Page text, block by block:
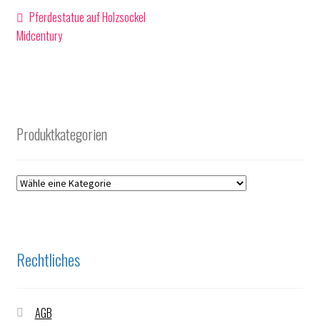
Beitragsnavigation
Vorheriger
Beitrag:
Pferdestatue auf Holzsockel
Midcentury
Produktkategorien
Rechtliches
AGB